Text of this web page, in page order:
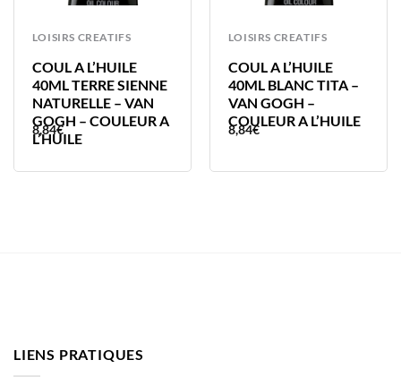
LOISIRS CREATIFS
COUL A L’HUILE
40ML TERRE SIENNE
NATURELLE – VAN
GOGH – COULEUR A
L’HUILE
8,84€
LOISIRS CREATIFS
COUL A L’HUILE
40ML BLANC TITA –
VAN GOGH –
COULEUR A L’HUILE
8,84€
LIENS PRATIQUES